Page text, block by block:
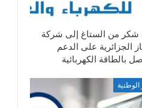
شكر من الستاغ إلى شركة
الجزائرية على الدعم
بالطاقة الكهربائية
الوطنية